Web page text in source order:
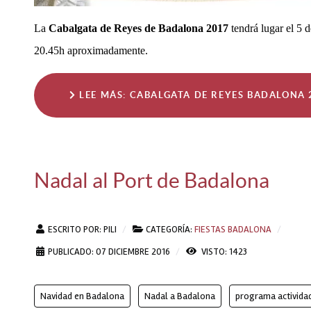
La Cabalgata de Reyes de Badalona 2017 tendrá lugar el 5
20.45h aproximadamente.
LEE MÁS: CABALGATA DE REYES
Nadal al Port de Badalona
ESCRITO POR: PILI CATEGORÍA: FIESTAS BADALONA
PUBLICADO: 07 DICIEMBRE 2016
VISTO: 1423
Navidad en Badalona Nadal a Badalona programa